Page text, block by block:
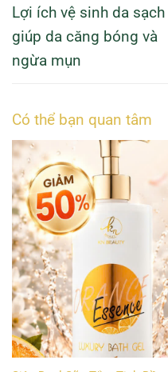
Lợi ích vệ sinh da sạch
giúp da căng bóng và
ngừa mụn
Có thể bạn quan tâm